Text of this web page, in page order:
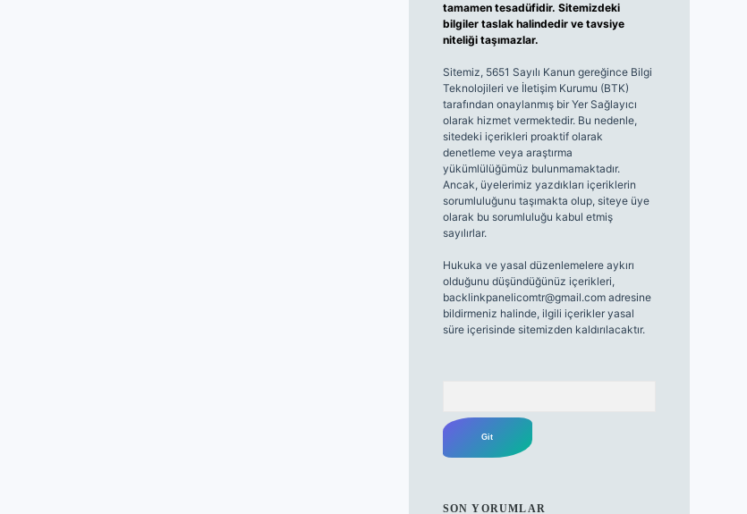
tamamen tesadüfidir. Sitemizdeki
bilgiler taslak halindedir ve tavsiye
niteliği taşımazlar.
Sitemiz, 5651 Sayılı Kanun gereğince Bilgi
Teknolojileri ve İletişim Kurumu (BTK)
tarafından onaylanmış bir Yer Sağlayıcı
olarak hizmet vermektedir. Bu nedenle,
sitedeki içerikleri proaktif olarak
denetleme veya araştırma
yükümlülüğümüz bulunmamaktadır.
Ancak, üyelerimiz yazdıkları içeriklerin
sorumluluğunu taşımakta olup, siteye üye
olarak bu sorumluluğu kabul etmiş
sayılırlar.
Hukuka ve yasal düzenlemelere aykırı
olduğunu düşündüğünüz içerikleri,
backlinkpanelicomtr@gmail.comadresine
bildirmeniz halinde, ilgili içerikler yasal
süre içerisinde sitemizden kaldırılacaktır.
SON YORUMLAR